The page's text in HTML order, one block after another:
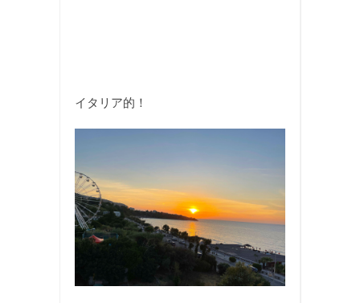
イタリア的！